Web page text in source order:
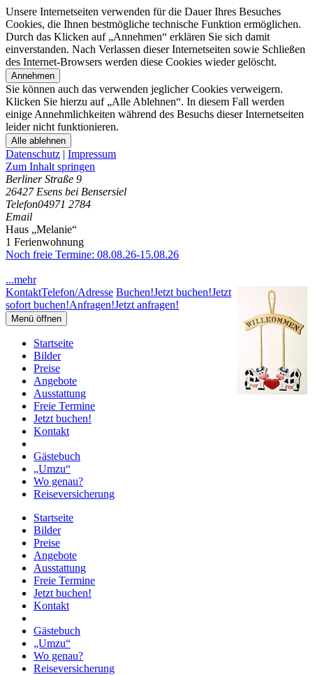
Unsere Internetseiten verwenden für die Dauer Ihres Besuches
Cookies, die Ihnen bestmögliche technische Funktion ermöglichen.
Durch das Klicken auf „Annehmen“ erklären Sie sich damit
einverstanden. Nach Verlassen dieser Internetseiten sowie Schließen
des Internet-Browsers werden diese Cookies wieder gelöscht.
Annehmen
Sie können auch das verwenden jeglicher Cookies verweigern.
Klicken Sie hierzu auf „Alle Ablehnen“. In diesem Fall werden
einige Annehmlichkeiten während des Besuchs dieser Internetseiten
leider nicht funktionieren.
Alle ablehnen
Datenschutz | Impressum
Zum Inhalt springen
Berliner Straße 9
26427 Esens bei Bensersiel
Telefon04971 2784
Email
Haus „Melanie“
1 Ferienwohnung
Noch freie Termine: 08.08.26-15.08.26
...mehr
KontaktTelefon/Adresse Buchen!Jetzt buchen!Jetzt
sofort buchen!Anfragen!Jetzt anfragen!
Menü öffnen
Startseite
Bilder
Preise
Angebote
Ausstattung
Freie Termine
Jetzt buchen!
Kontakt
Gästebuch
„Umzu“
Wo genau?
Reiseversicherung
Startseite
Bilder
Preise
Angebote
Ausstattung
Freie Termine
Jetzt buchen!
Kontakt
Gästebuch
„Umzu“
Wo genau?
Reiseversicherung